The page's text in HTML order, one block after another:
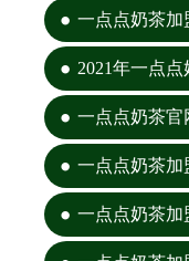
一点点奶茶加
2021年一点
一点点奶茶官
一点点奶茶加
一点点奶茶加